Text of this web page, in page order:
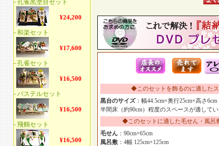
◆このセットを飾るのに適した
黒台のサイズ：幅44.5cm×奥行25cm×高さ6cm
半間床（約90cm）程度のスペースが適して
◆このセットに適した毛せん・風呂
毛せん ：90cm×65cm
風呂敷 ：4幅 125cm×125cm